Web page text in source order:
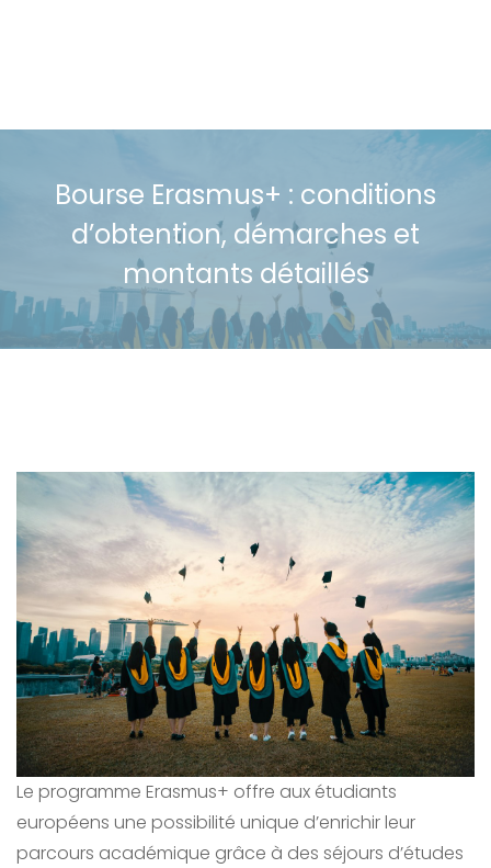
Bourse Erasmus+ : conditions
d’obtention, démarches et
montants détaillés
Le programme Erasmus+ offre aux étudiants
européens une possibilité unique d’enrichir leur
parcours académique grâce à des séjours d’études